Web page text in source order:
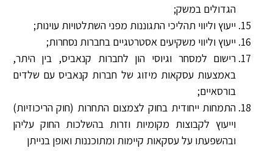
הגדולים במשק;
ייעוץ וליווי תהליכי התגוננות מפני השתלטויות עוינות;
ייעוץ וליווי משקיעים אסטרטגיים בחברות נסחרות;
רישום למסחר וגיוסי הון לחברות קנאביס, בין היתר,
באמצעות עסקאות מיזוג של חברות קנאביס עם שלדים
בורסאיים;
התמחות ייחודית בחוק לצמצום התחרות (חוק הריכוזיות)
וייעוץ לקבוצות מקומיות וזרות בהשלכות החוק עליהן
ובהשפעתו על עסקאות קיימות ומתוכננות ואופן בנייתן